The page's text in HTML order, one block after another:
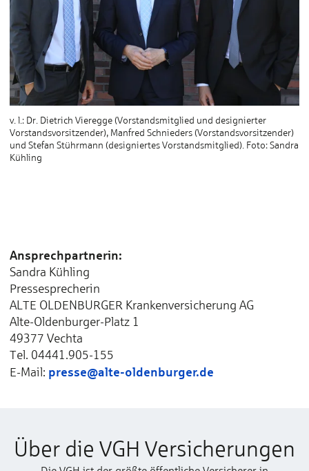
v. l.: Dr. Dietrich Vieregge (Vorstandsmitglied und designierter
Vorstandsvorsitzender), Manfred Schnieders (Vorstandsvorsitzender)
und Stefan Stührmann (designiertes Vorstandsmitglied). Foto: Sandra
Kühling
Ansprechpartnerin:
Sandra Kühling
Pressesprecherin
ALTE OLDENBURGER Krankenversicherung AG
Alte-Oldenburger-Platz 1
49377 Vechta
Tel. 04441.905-155
E-Mail: presse@alte-oldenburger.de
Über die VGH Versicherungen